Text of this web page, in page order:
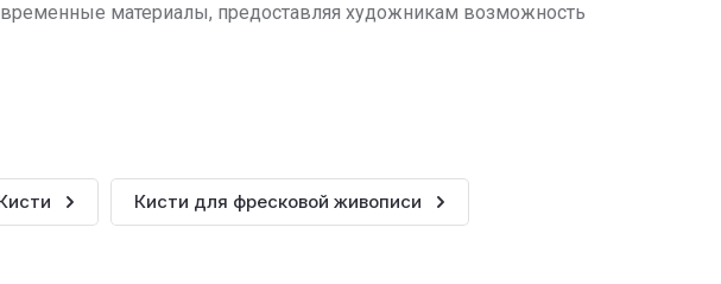
материалы, предоставляя художникам возможность
Кисти для фресковой живописи